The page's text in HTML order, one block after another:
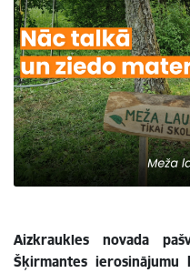
Aizkraukles novada
Šķirmantes